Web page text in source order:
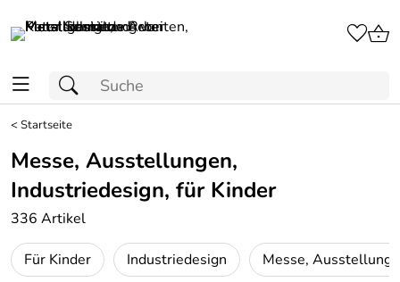
<Startseite
Messe, Ausstellungen,
Industriedesign, für Kinder
336 Artikel
Für Kinder Industriedesign